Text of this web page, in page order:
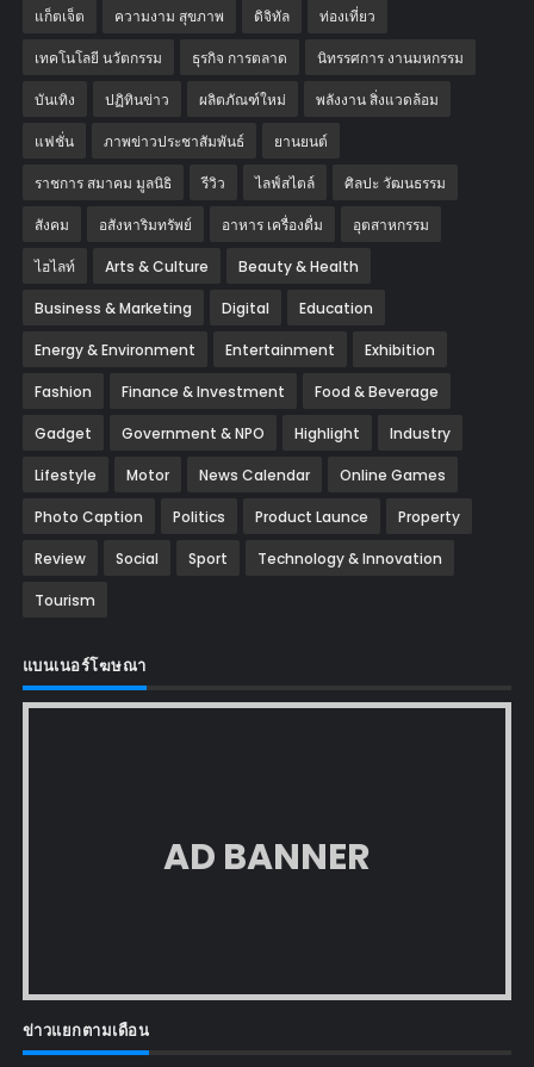
แก็ตเจ็ต ความงาม สุขภาพ ดิจิทัล ท่องเที่ยว
เทคโนโลยี นวัตกรรม ธุรกิจ การตลาด นิทรรศการ งานมหกรรม
บันเทิง ปฏิทินข่าว ผลิตภัณฑ์ใหม่ พลังงาน สิ่งแวดล้อม
แฟชั่น ภาพข่าวประชาสัมพันธ์ ‎ยานยนต์‎
ราชการ สมาคม มูลนิธิ รีวิว ไลฟ์สไตล์ ศิลปะ วัฒนธรรม
สังคม อสังหาริมทรัพย์ อาหาร เครื่องดื่ม อุตสาหกรรม
ไฮไลท์ Arts & Culture Beauty & Health
Business & Marketing Digital Education
Energy & Environment Entertainment Exhibition
Fashion Finance & Investment Food & Beverage
Gadget Government & NPO Highlight Industry
Lifestyle Motor News Calendar Online Games
Photo Caption Politics Product Launce Property
Review Social Sport Technology & Innovation
Tourism
แบนเนอร์โฆษณา
AD BANNER
ข่าวแยกตามเดือน